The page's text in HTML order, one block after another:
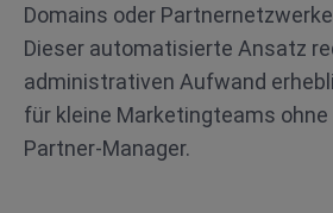
Domains oder
Dieser automatisierte Ansatz
administrativen Aufwand
für kleine Marketingteams
Partner-Manager.